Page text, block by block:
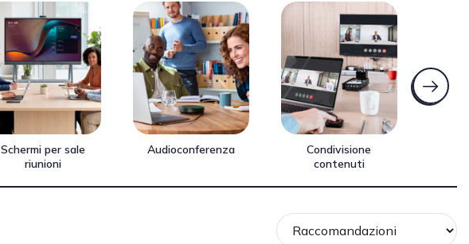
Schermi per sale
riunioni
Audioconferenza
Condivisione
contenuti